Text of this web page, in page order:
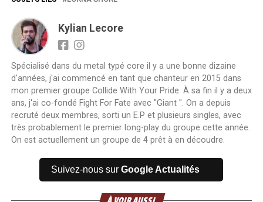
Kylian Lecore
Spécialisé dans du metal typé core il y a une bonne dizaine
d'années, j'ai commencé en tant que chanteur en 2015 dans
mon premier groupe Collide With Your Pride. À sa fin il y a deux
ans, j'ai co-fondé Fight For Fate avec "Giant ". On a depuis
recruté deux membres, sorti un E.P et plusieurs singles, avec
très probablement le premier long-play du groupe cette année.
On est actuellement un groupe de 4 prêt à en découdre.
Suivez-nous surGoogle Actualités